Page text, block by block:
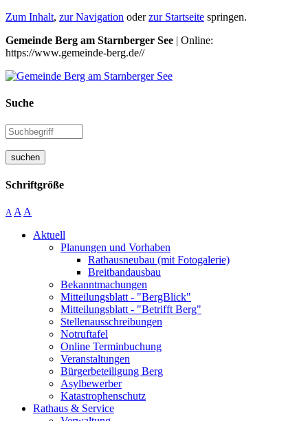
Zum Inhalt, zur Navigation oderzur Startseite springen.
Gemeinde Berg am Starnberger See | Online:
https://www.gemeinde-berg.de//
Suche
suchen
Schriftgröße
A A A
Aktuell
Planungen und Vorhaben
Rathausneubau (mit Fotogalerie)
Breitbandausbau
Bekanntmachungen
Mitteilungsblatt - "BergBlick"
Mitteilungsblatt - "Betrifft Berg"
Stellenausschreibungen
Notruftafel
Online Terminbuchung
Veranstaltungen
Bürgerbeteiligung Berg
Asylbewerber
Katastrophenschutz
Rathaus & Service